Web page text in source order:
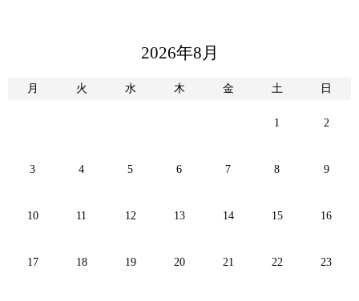
2026年8月
月 火 水 木 金 土 日
1 2
3 4 5 6 7 8 9
10 11 12 13 14 15 16
17 18 19 20 21 22 23